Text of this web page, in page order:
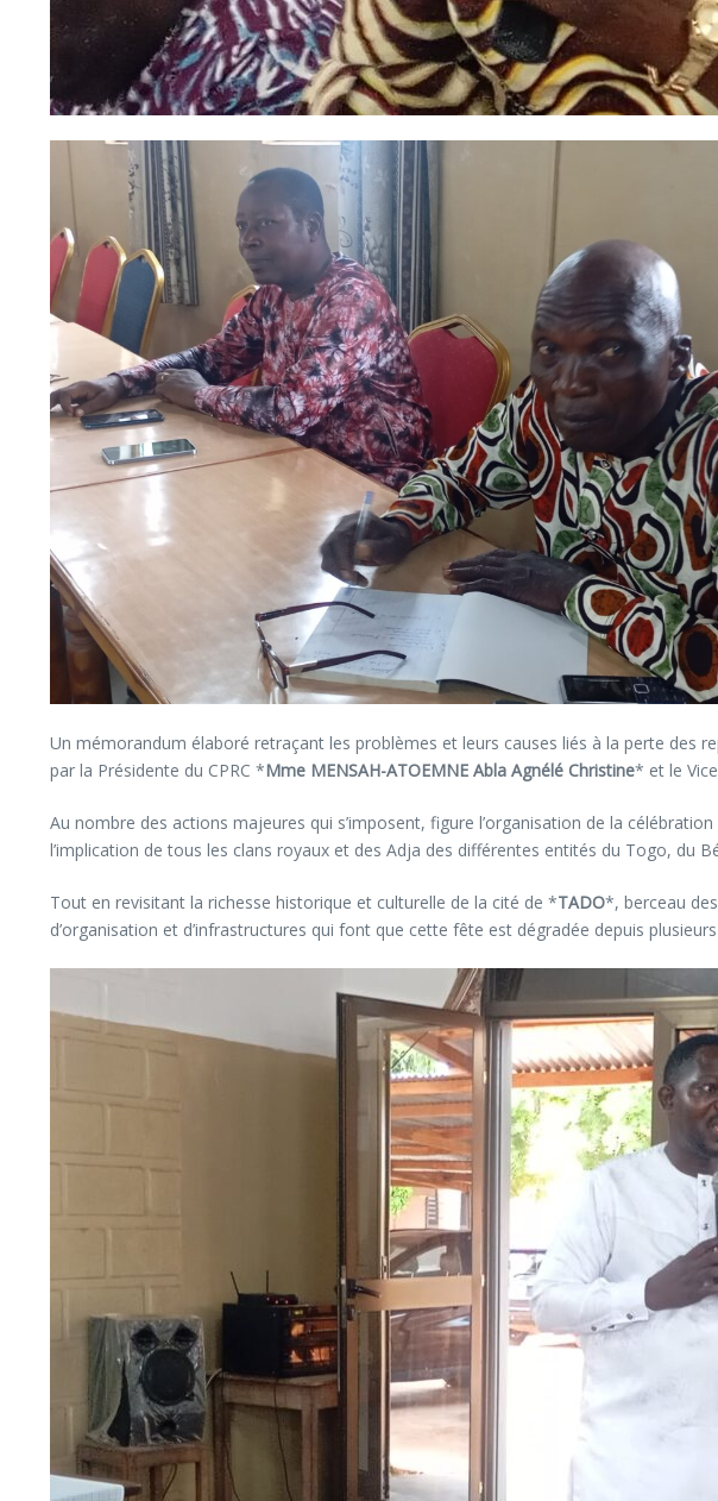
Un mémorandum élaboré retraçant les problèmes et leurs causes liés à la perte
par la Présidente du CPRC *Mme MENSAH-ATOEMNE Abla Agnélé Christine* et le
Au nombre des actions majeures qui s’imposent, figure l’organisation de la
l’implication de tous les clans royaux et des Adja des différentes entités du Togo, du
Tout en revisitant la richesse historique et culturelle de la cité de *TADO*, berceau
d’organisation et d’infrastructures qui font que cette fête est dégradée depuis